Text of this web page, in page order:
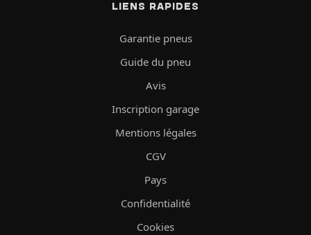
LIENS RAPIDES
Garantie pneus
Guide du pneu
Avis
Inscription garage
Mentions légales
CGV
Pays
Confidentialité
Cookies